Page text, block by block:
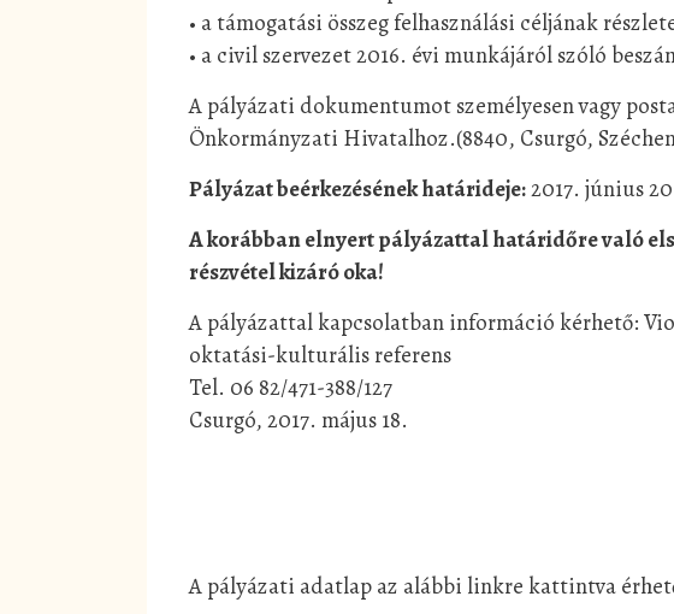
• a támogatási összeg felhasználási céljának
• a civil szervezet 2016. évi munkájáról szóló
A pályázati dokumentumot személyesen vagy
Önkormányzati Hivatalhoz.(8840, Csurgó,
Pályázat beérkezésének határideje:2017. június
A korábban elnyert pályázattal határidőre való
részvétel kizáró oka!
A pályázattal kapcsolatban információ kérhető:
oktatási-kulturális referens
Tel. 06 82/471-388/127
Csurgó, 2017. május 18.
A pályázati adatlap az alábbi linkre kattintva